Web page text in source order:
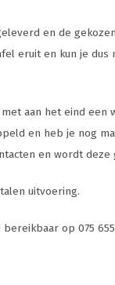
en de
eruit en kun je
aan het eind een
en heb je nog
en wordt deze
uitvoering.
op 075